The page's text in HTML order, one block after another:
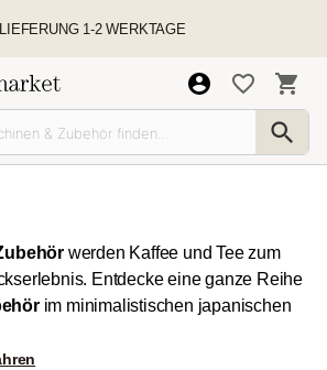
LIEFERUNG 1-2 WERKTAGE
werden Kaffee und Tee zum
Entdecke eine ganze Reihe
im minimalistischen japanischen